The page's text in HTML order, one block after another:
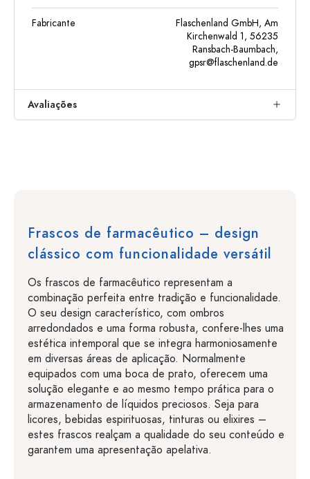
Fabricante
Flaschenland GmbH, Am
Kirchenwald 1, 56235
Ransbach-Baumbach,
gpsr@flaschenland.de
Avaliações
Frascos de farmacêutico – design
clássico com funcionalidade versátil
Os frascos de farmacêutico representam a
combinação perfeita entre tradição e funcionalidade.
O seu design característico, com ombros
arredondados e uma forma robusta, confere-lhes uma
estética intemporal que se integra harmoniosamente
em diversas áreas de aplicação. Normalmente
equipados com uma boca de prato, oferecem uma
solução elegante e ao mesmo tempo prática para o
armazenamento de líquidos preciosos. Seja para
licores, bebidas espirituosas, tinturas ou elixires –
estes frascos realçam a qualidade do seu conteúdo e
garantem uma apresentação apelativa.